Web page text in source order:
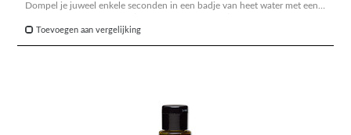
Dompel je juweel enkele seconden in een badje van heet water met een
Spoel het daarna goed af onder de kraan.
Toevoegen aan vergelijking